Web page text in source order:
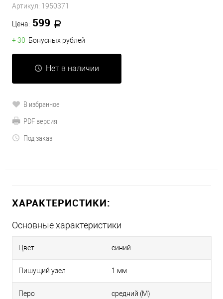
Артикул: 1950371
Цена: 599
+ 30 Бонусных рублей
Нет в наличии
В избранное
PDF версия
Под заказ
ХАРАКТЕРИСТИКИ:
Основные характеристики
Цвет синий
Пишущий узел 1 мм
Перо средний (M)